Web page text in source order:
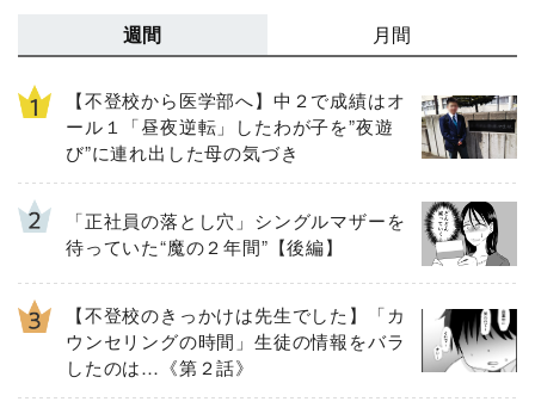
週間 月間
【不登校から医学部へ】中２で成績はオ
ール１「昼夜逆転」したわが子を”夜遊
び”に連れ出した母の気づき
「正社員の落とし穴」シングルマザーを
待っていた“魔の２年間”【後編】
【不登校のきっかけは先生でした】「カ
ウンセリングの時間」生徒の情報をバラ
したのは…《第２話》